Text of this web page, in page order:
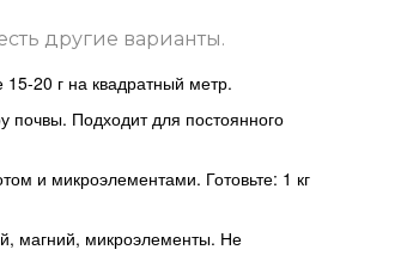
другие варианты.
20 г на квадратный метр.
почвы. Подходит для постоянного
и микроэлементами. Готовьте: 1 кг
магний, микроэлементы. Не